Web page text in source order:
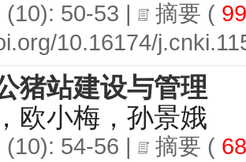
(10): 50-53 | 摘要 (
10.16174/
猪站建设与管理
欧小梅，孙景娥
(10): 54-56 | 摘要 (